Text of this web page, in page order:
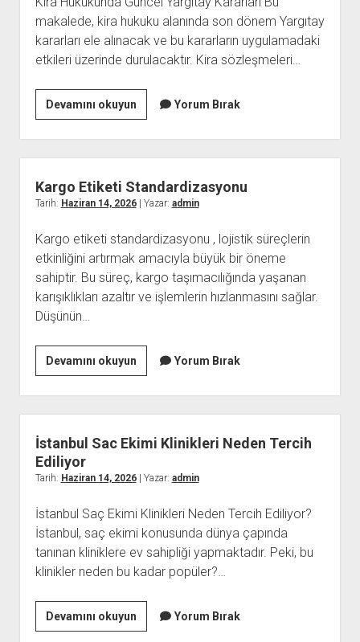
makalede, kira hukuku alanında son dönem Yargıtay
kararları ele alınacak ve bu kararların uygulamadaki
etkileri üzerinde durulacaktır. Kira sözleşmeleri…
Devamını okuyunKira
Hukukunda
Guncel
Yargitay
Kararlari
Yorum Bırak
Kargo Etiketi Standardizasyonu
Tarih: Haziran 14, 2026| Yazar: admin
Kargo etiketi standardizasyonu , lojistik süreçlerin
etkinliğini artırmak amacıyla büyük bir öneme
sahiptir. Bu süreç, kargo taşımacılığında yaşanan
karışıklıkları azaltır ve işlemlerin hızlanmasını sağlar.
Düşünün…
Devamını okuyunKargo
Etiketi
Standardizasyonu
Yorum Bırak
İstanbul Sac Ekimi Klinikleri Neden Tercih
Ediliyor
Tarih: Haziran 14, 2026| Yazar: admin
İstanbul Saç Ekimi Klinikleri Neden Tercih Ediliyor?
İstanbul, saç ekimi konusunda dünya çapında
tanınan kliniklere ev sahipliği yapmaktadır. Peki, bu
klinikler neden bu kadar popüler?…
Devamını okuyunİstanbul
Sac
Yorum Bırak